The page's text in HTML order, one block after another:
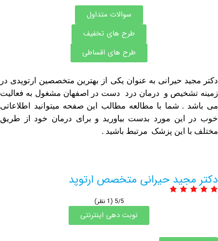
سوالات متداول
طرح های تخفیف
طرح های اقساطی
حیرانی به عنوان یکی از بهترین متخصصین ارتوپدی در
و درمان درد دست در اصفهان مشغول به فعالیت
. شما با مطالعه مطالب این صفحه میتوانید اطلاعاتی
این مورد بدست بیاورید و برای درمان خود از طریق
این پزشک مرتبط باشید .
حیرانی متخصص ارتوپد
نوبت دهی اینترنتی